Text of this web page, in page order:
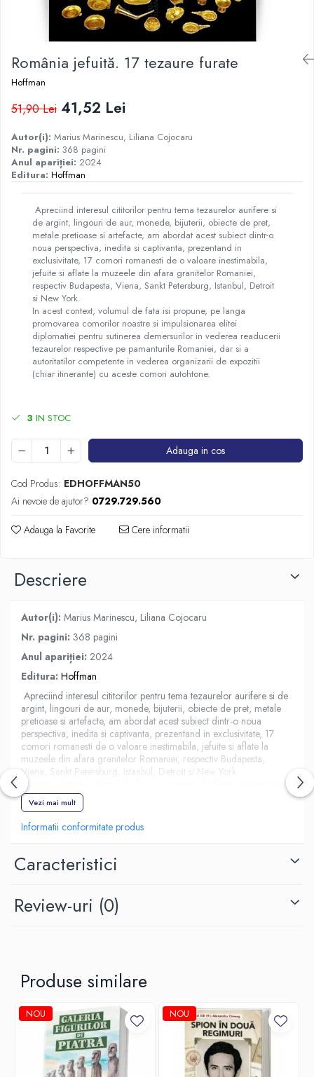
Jurnale/Memorii
Manuale scolare/Cursuri
Medicină
Politică/Geopolitică
Proză
Psihologie
Sociologie
Spiritualitate/Ezoterism
Sport
Stiinte/Educatie
România jefuită. 17 tezaure furate
Hoffman
51,90 Lei 41,52 Lei
Autor(i): Marius Marinescu, Liliana Cojocaru
Nr. pagini: 368 pagini
Anul apariției: 2024
Editura: Hoffman
Apreciind interesul cititorilor pentru tema tezaurelor aurifere si
de argint, lingouri de aur, monede, bijuterii, obiecte de pret,
metale pretioase si artefacte, am abordat acest subiect dintr-o
noua perspectiva, inedita si captivanta, prezentand in
exclusivitate, 17 comori romanesti de o valoare inestimabila,
jefuite si aflate la muzeele din afara granitelor Romaniei,
respectiv Budapesta, Viena, Sankt Petersburg, Istanbul, Detroit
si New York.
In acest context, volumul de fata isi propune, pe langa
promovarea comorilor noastre si impulsionarea elitei
diplomatiei pentru sutinerea demersurilor in vederea readucerii
tezaurelor respective pe pamanturile Romaniei, dar si a
autoritatilor competente in vederea organizarii de expozitii
(chiar itinerante) cu aceste comori autohtone.
3 IN STOC
Adauga in cos
Cod Produs: EDHOFFMAN50
Ai nevoie de ajutor? 0729.729.560
Adauga la Favorite Cere informatii
Descriere
Autor(i): Marius Marinescu, Liliana Cojocaru
Nr. pagini: 368 pagini
Anul apariției: 2024
Editura: Hoffman
Apreciind interesul cititorilor pentru tema tezaurelor aurifere si de
argint, lingouri de aur, monede, bijuterii, obiecte de pret, metale
pretioase si artefacte, am abordat acest subiect dintr-o noua
perspectiva, inedita si captivanta, prezentand in exclusivitate, 17
comori romanesti de o valoare inestimabila, jefuite si aflate la
muzeele din afara granitelor Romaniei, respectiv Budapesta,
Viena, Sankt Petersburg, Istanbul, Detroit si New York.
In acest context, volumul de fata isi propune, pe langa promovarea
comorilor noastre si impulsionarea elitei diplomatiei pentru
sutinerea demersurilor in vederea readucerii tezaurelor respective
pe pamanturile Romaniei, dar si a autoritatilor competente in
vederea organizarii de expozitii (chiar itinerante) cu aceste comori
Vezi mai mult
Informatii conformitate produs
Caracteristici
Review-uri (0)
Produse similare
NOU NOU